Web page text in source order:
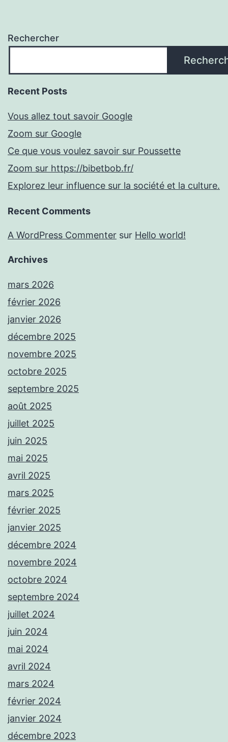
Rechercher
Recent Posts
Vous allez tout savoir Google
Zoom sur Google
Ce que vous voulez savoir sur Poussette
Zoom sur https://bibetbob.fr/
Explorez leur influence sur la société et la culture.
Recent Comments
A WordPress Commenter sur Hello world!
Archives
mars 2026
février 2026
janvier 2026
décembre 2025
novembre 2025
octobre 2025
septembre 2025
août 2025
juillet 2025
juin 2025
mai 2025
avril 2025
mars 2025
février 2025
janvier 2025
décembre 2024
novembre 2024
octobre 2024
septembre 2024
juillet 2024
juin 2024
mai 2024
avril 2024
mars 2024
février 2024
janvier 2024
décembre 2023